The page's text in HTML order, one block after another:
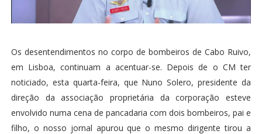
Os desentendimentos no corpo de bombeiros de Cabo Ruivo,
em Lisboa, continuam a acentuar-se. Depois de o CM ter
noticiado, esta quarta-feira, que Nuno Solero, presidente da
direção da associação proprietária da corporação esteve
envolvido numa cena de pancadaria com dois bombeiros, pai e
filho, o nosso jornal apurou que o mesmo dirigente tirou a